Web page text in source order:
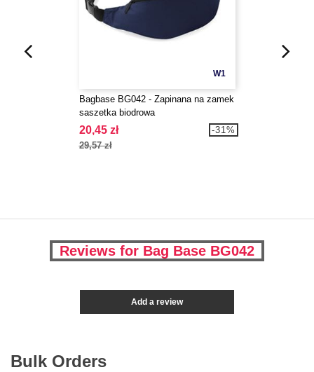
W1
Bagbase BG042 - Zapinana na zamek
saszetka biodrowa
20,45 zł
29,57 zł
-31%
Reviews for Bag Base BG042
Add a review
Bulk Orders